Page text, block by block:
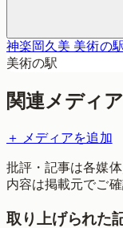
神楽岡久美 美術の
美術の駅
関連メディ
＋ メディアを追加
批評・記事は各媒
内容は掲載元でご確
取り上げられた